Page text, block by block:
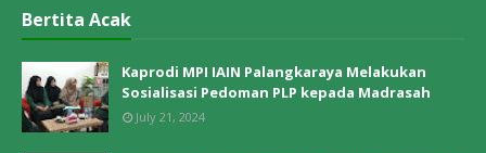
Bertita Acak
Kaprodi MPI IAIN Palangkaraya Melakukan
Sosialisasi Pedoman PLP kepada Madrasah
July 21, 2024